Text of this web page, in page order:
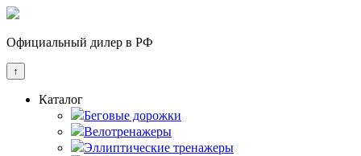
Официальный дилер в РФ
↑
Каталог
Беговые дорожки
Велотренажеры
Эллиптические тренажеры